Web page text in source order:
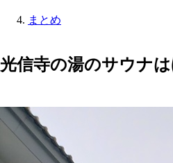
まとめ
光信寺の湯のサウナ